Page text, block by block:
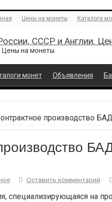
Цены на монеты Каталоги
СССР и Англии.
Цены на монеты
монет Объявления
производство
Оставить комментарий
специализирующаяся на